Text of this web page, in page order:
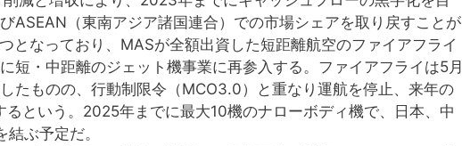
ASEAN（東南アジア諸国連合）での市場シェアを取り戻すことが
となっており、MASが全額出資した短距離航空のファイアフライ
短・中距離のジェット機事業に再参入する。ファイアフライは5月
たものの、行動制限令（MCO3.0）と重なり運航を停止、来年の
るという。2025年までに最大10機のナローボディ機で、日本、中
ぶ予定だ。